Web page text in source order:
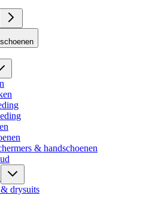
& handschoenen
drysuits